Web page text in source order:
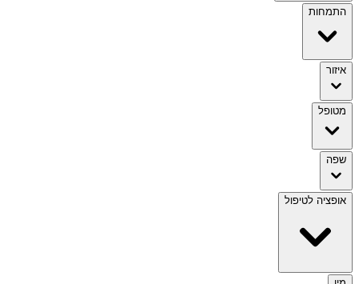
התמחות
איזור
מטופל
שפה
אופציה לטיפול